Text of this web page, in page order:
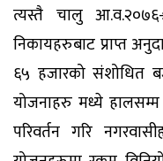
त्यस्तै चालु
निकायहरुबाट प्राप्त
६५ हजारको संशोधित
योजनाहरु मध्ये
परिवर्तन गरि